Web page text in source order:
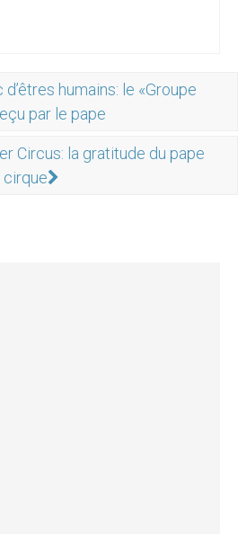
humains: le «Groupe
par le pape
Circus: la gratitude du pape